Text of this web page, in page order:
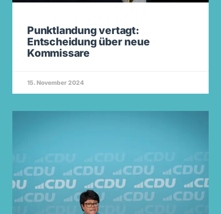
Punktlandung vertagt:
Entscheidung über neue
Kommissare
15. November 2024